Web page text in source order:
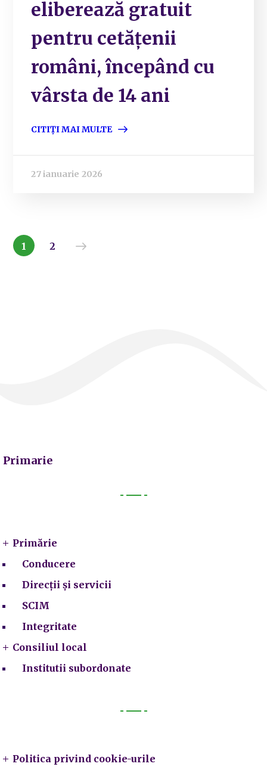
eliberează gratuit
pentru cetățenii
români, începând cu
vârsta de 14 ani
CITIȚI MAI MULTE
27 ianuarie 2026
1 2
Primarie
Primărie
Conducere
Direcții și servicii
SCIM
Integritate
Consiliul local
Institutii subordonate
Politica privind cookie-urile